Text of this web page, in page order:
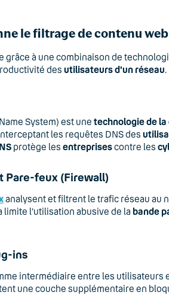
le filtrage de contenu
grâce à une combinaison de
des utilisateurs d'un réseau.
System) est une technologie de
les requêtes DNS des
protège les entreprisescontre les
Pare-feux (Firewall)
analysent et filtrent le trafic réseau au
l’utilisation abusive de la bande
ins
intermédiaire entre les utilisateurs
une couche supplémentaire en